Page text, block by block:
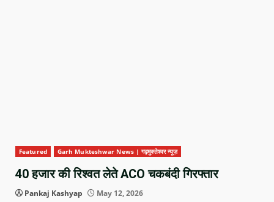
Featured Garh Mukteshwar News | गढ़मुक्तेश्वर न्यूज़
40 हजार की रिश्वत लेते ACO चकबंदी गिरफ्तार
Pankaj Kashyap May 12, 2026